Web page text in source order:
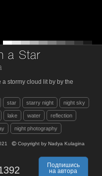
a Star
a stormy cloud lit by by the
star starry night night sky
lake water reflection
night photography
Copyright by Nadya Kulagina
Подпишись
на автора